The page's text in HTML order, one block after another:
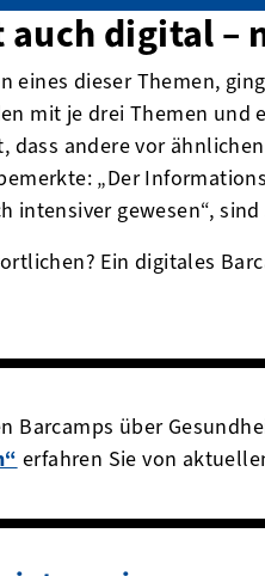
auch digital –
eines dieser Themen,
mit je drei Themen
dass andere vor
„Der
intensiver gewesen“,
Ein digitales
Barcamps über
erfahren Sie von